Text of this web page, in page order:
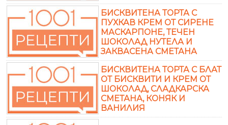
БИСКВИТЕНА ТОРТА С
ПУХКАВ КРЕМ ОТ СИРЕНЕ
МАСКАРПОНЕ, ТЕЧЕН
ШОКОЛАД НУТЕЛА И
ЗАКВАСЕНА СМЕТАНА
БИСКВИТЕНА ТОРТА С БЛАТ
ОТ БИСКВИТИ И КРЕМ ОТ
ШОКОЛАД, СЛАДКАРСКА
СМЕТАНА, КОНЯК И
ВАНИЛИЯ